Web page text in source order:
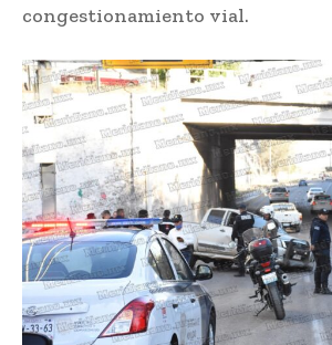
congestionamiento vial.